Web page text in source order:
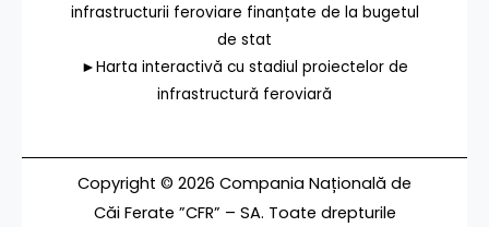
infrastructurii feroviare finanțate de la bugetul
de stat
►Harta interactivă cu stadiul proiectelor de
infrastructură feroviară
Copyright © 2026 Compania Națională de
Căi Ferate ”CFR” – SA. Toate drepturile